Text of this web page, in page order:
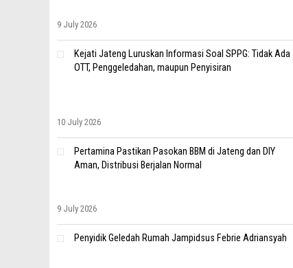
9 July 2026
Kejati Jateng Luruskan Informasi Soal SPPG: Tidak Ada
OTT, Penggeledahan, maupun Penyisiran
10 July 2026
Pertamina Pastikan Pasokan BBM di Jateng dan DIY
Aman, Distribusi Berjalan Normal
9 July 2026
Penyidik Geledah Rumah Jampidsus Febrie Adriansyah